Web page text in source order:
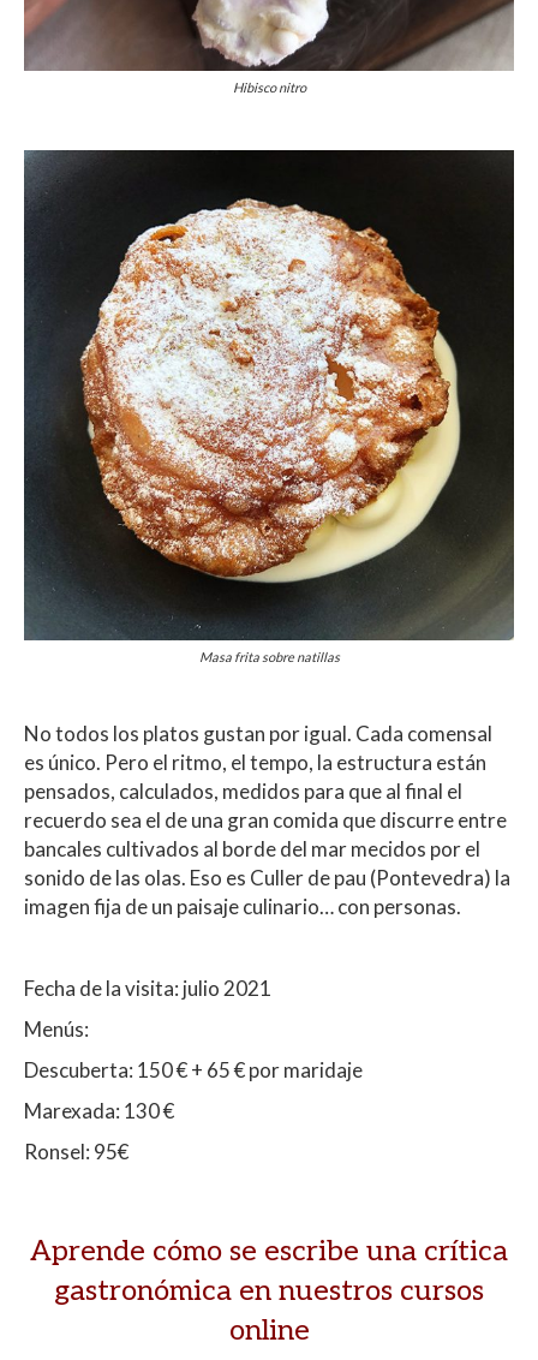
Hibisco nitro
Masa frita sobre natillas
No todos los platos gustan por igual. Cada comensal
es único. Pero el ritmo, el tempo, la estructura están
pensados, calculados, medidos para que al final el
recuerdo sea el de una gran comida que discurre entre
bancales cultivados al borde del mar mecidos por el
sonido de las olas. Eso es Culler de pau (Pontevedra) la
imagen fija de un paisaje culinario… con personas.
Fecha de la visita: julio 2021
Menús:
Descuberta: 150 € + 65 € por maridaje
Marexada: 130 €
Ronsel: 95€
Aprende cómo se escribe una crítica
gastronómica en nuestros cursos
online